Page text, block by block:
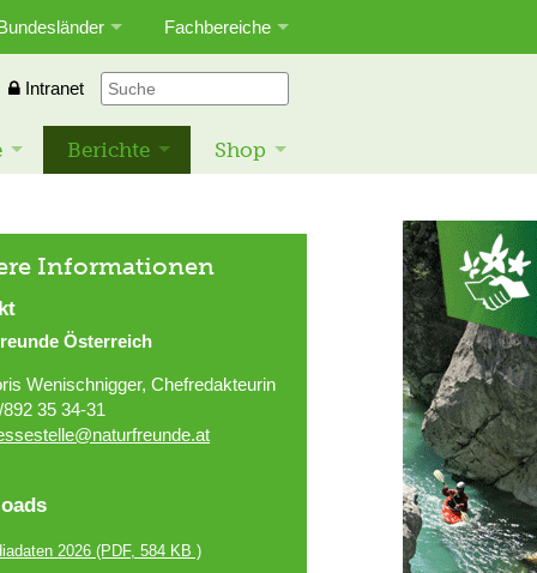
Fachbereiche
Intranet
Berichte Shop
Informationen
Österreich
Wenischnigger, Chefredakteurin
35 34-31
2026(PDF, 584 KB )